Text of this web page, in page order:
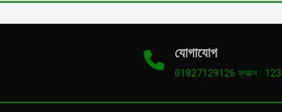
যোগাযোগ
01827129126 ফ্যাক্স :